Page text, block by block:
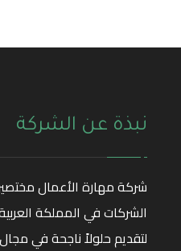
نبذة عن الشركة
شركة مهارة الأعمال
الشركات في المملكة
لتقديم حلولاً ناجحة في مجال